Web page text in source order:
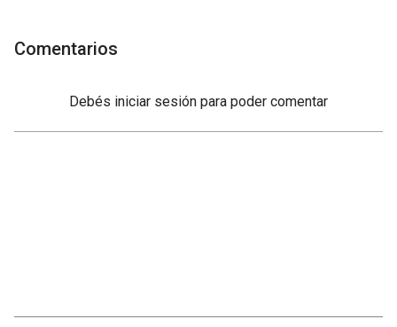
Comentarios
Debés iniciar sesión para poder comentar